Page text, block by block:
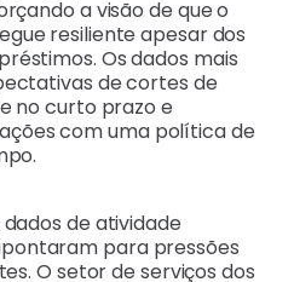
a visão de que o
resiliente apesar dos
Os dados mais
de cortes de
no curto prazo e
com uma política de
de atividade
para pressões
O setor de serviços dos